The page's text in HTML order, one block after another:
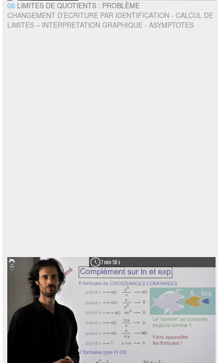
06 LIMITES DE QUOTIENTS : PROBLÈME
CHANGEMENT D’ECRITURE PAR IDENTIFICATION - CALCUL DE
LIMITES – INTERPRETATION GRAPHIQUE - ASYMPTOTES
7 min 58 s